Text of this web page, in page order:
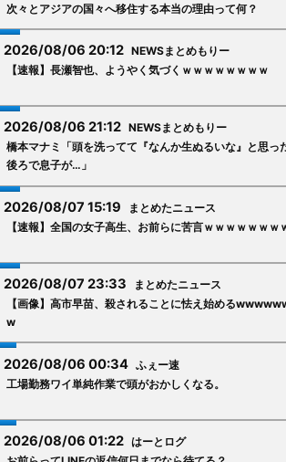
次々とアジアの国々へ移住する本当の理由って何？
2026/08/06 20:12NEWSまとめもりー
【速報】長瀬智也、ようやく気づくｗｗｗｗｗｗｗｗ
2026/08/06 21:12NEWSまとめもりー
橋本マナミ「頭を洗ってて『なんか生ぬるいな』と思っ
後ろで息子が…」
2026/08/07 15:19まとめたニュース
【速報】全国の女子高生、お前らに苦言ｗｗｗｗｗｗｗ
2026/08/07 23:33まとめたニュース
【画像】高市早苗、殺されることに怯え始める
w
2026/08/06 00:34ふぇー速
工場勤務ワイ単純作業で頭がおかしくなる。
2026/08/06 01:22はーとログ